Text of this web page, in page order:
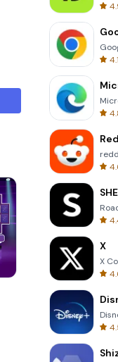
4.1
X
X